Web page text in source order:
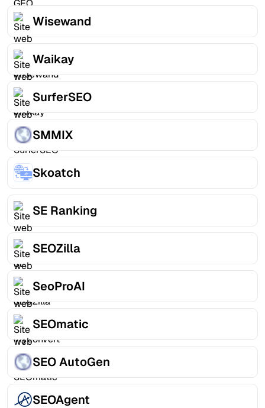
Wisewand
Waikay
SurferSEO
SMMIX
Skoatch
SE Ranking
SEOZilla
SeoProAI
SEOmatic
SEO AutoGen
SEOAgent